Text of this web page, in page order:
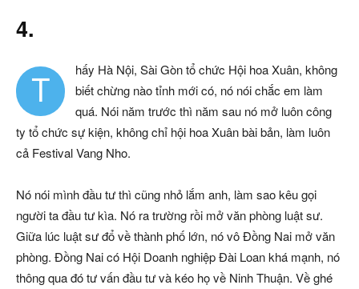
4.
T
hấy Hà Nội, Sài Gòn tổ chức Hội hoa Xuân, không
biết chừng nào tỉnh mới có, nó nói chắc em làm
quá. Nói năm trước thì năm sau nó mở luôn công
ty tổ chức sự kiện, không chỉ hội hoa Xuân bài bản, làm luôn
cả Festival Vang Nho.
Nó nói mình đầu tư thì cũng nhỏ lắm anh, làm sao kêu gọi
người ta đầu tư kìa. Nó ra trường rồi mở văn phòng luật sư.
Giữa lúc luật sư đổ về thành phố lớn, nó vô Đồng Nai mở văn
phòng. Đồng Nai có Hội Doanh nghiệp Đài Loan khá mạnh, nó
thông qua đó tư vấn đầu tư và kéo họ về Ninh Thuận. Về ghé